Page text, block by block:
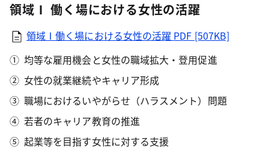
領域Ⅰ 働く場における女性の活躍
領域Ⅰ働く場における女性の活躍 PDF [507KB]
均等な雇用機会と女性の職域拡大・登用促進
女性の就業継続やキャリア形成
職場におけるいやがらせ（ハラスメント）問題
若者のキャリア教育の推進
起業等を目指す女性に対する支援